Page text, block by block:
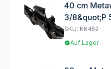
40 cm
3/8&quot;P
für AL-KO
SKU: K6452
Auf Lager